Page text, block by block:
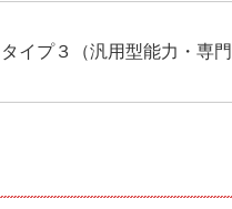
タイプ３（汎用型能力・専